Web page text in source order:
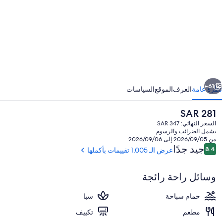
3 من المطاعم؛ يتم تقديم الإفطار، والغداء، والعشاء
التالي
61+
نظرة عامةالغرفالموقعالسياسات
السعر
الحالي
هو
SAR
281
SAR 281
السعر النهائي: SAR 347
يشمل الضرائب والرسوم
من 2026/09/05 إلى 2026/09/06
التقييمات
8.48.4 من 10جيد جدًاعرض الـ 1,005 تقييمات بأكملها
وسائل راحة رائجة
حمام سباحة
سبا
مطعم
تكييف